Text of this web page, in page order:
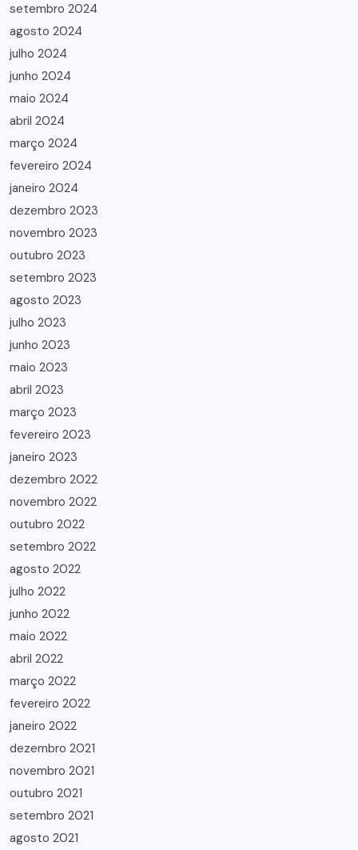
setembro 2024
agosto 2024
julho 2024
junho 2024
maio 2024
abril 2024
março 2024
fevereiro 2024
janeiro 2024
dezembro 2023
novembro 2023
outubro 2023
setembro 2023
agosto 2023
julho 2023
junho 2023
maio 2023
abril 2023
março 2023
fevereiro 2023
janeiro 2023
dezembro 2022
novembro 2022
outubro 2022
setembro 2022
agosto 2022
julho 2022
junho 2022
maio 2022
abril 2022
março 2022
fevereiro 2022
janeiro 2022
dezembro 2021
novembro 2021
outubro 2021
setembro 2021
agosto 2021